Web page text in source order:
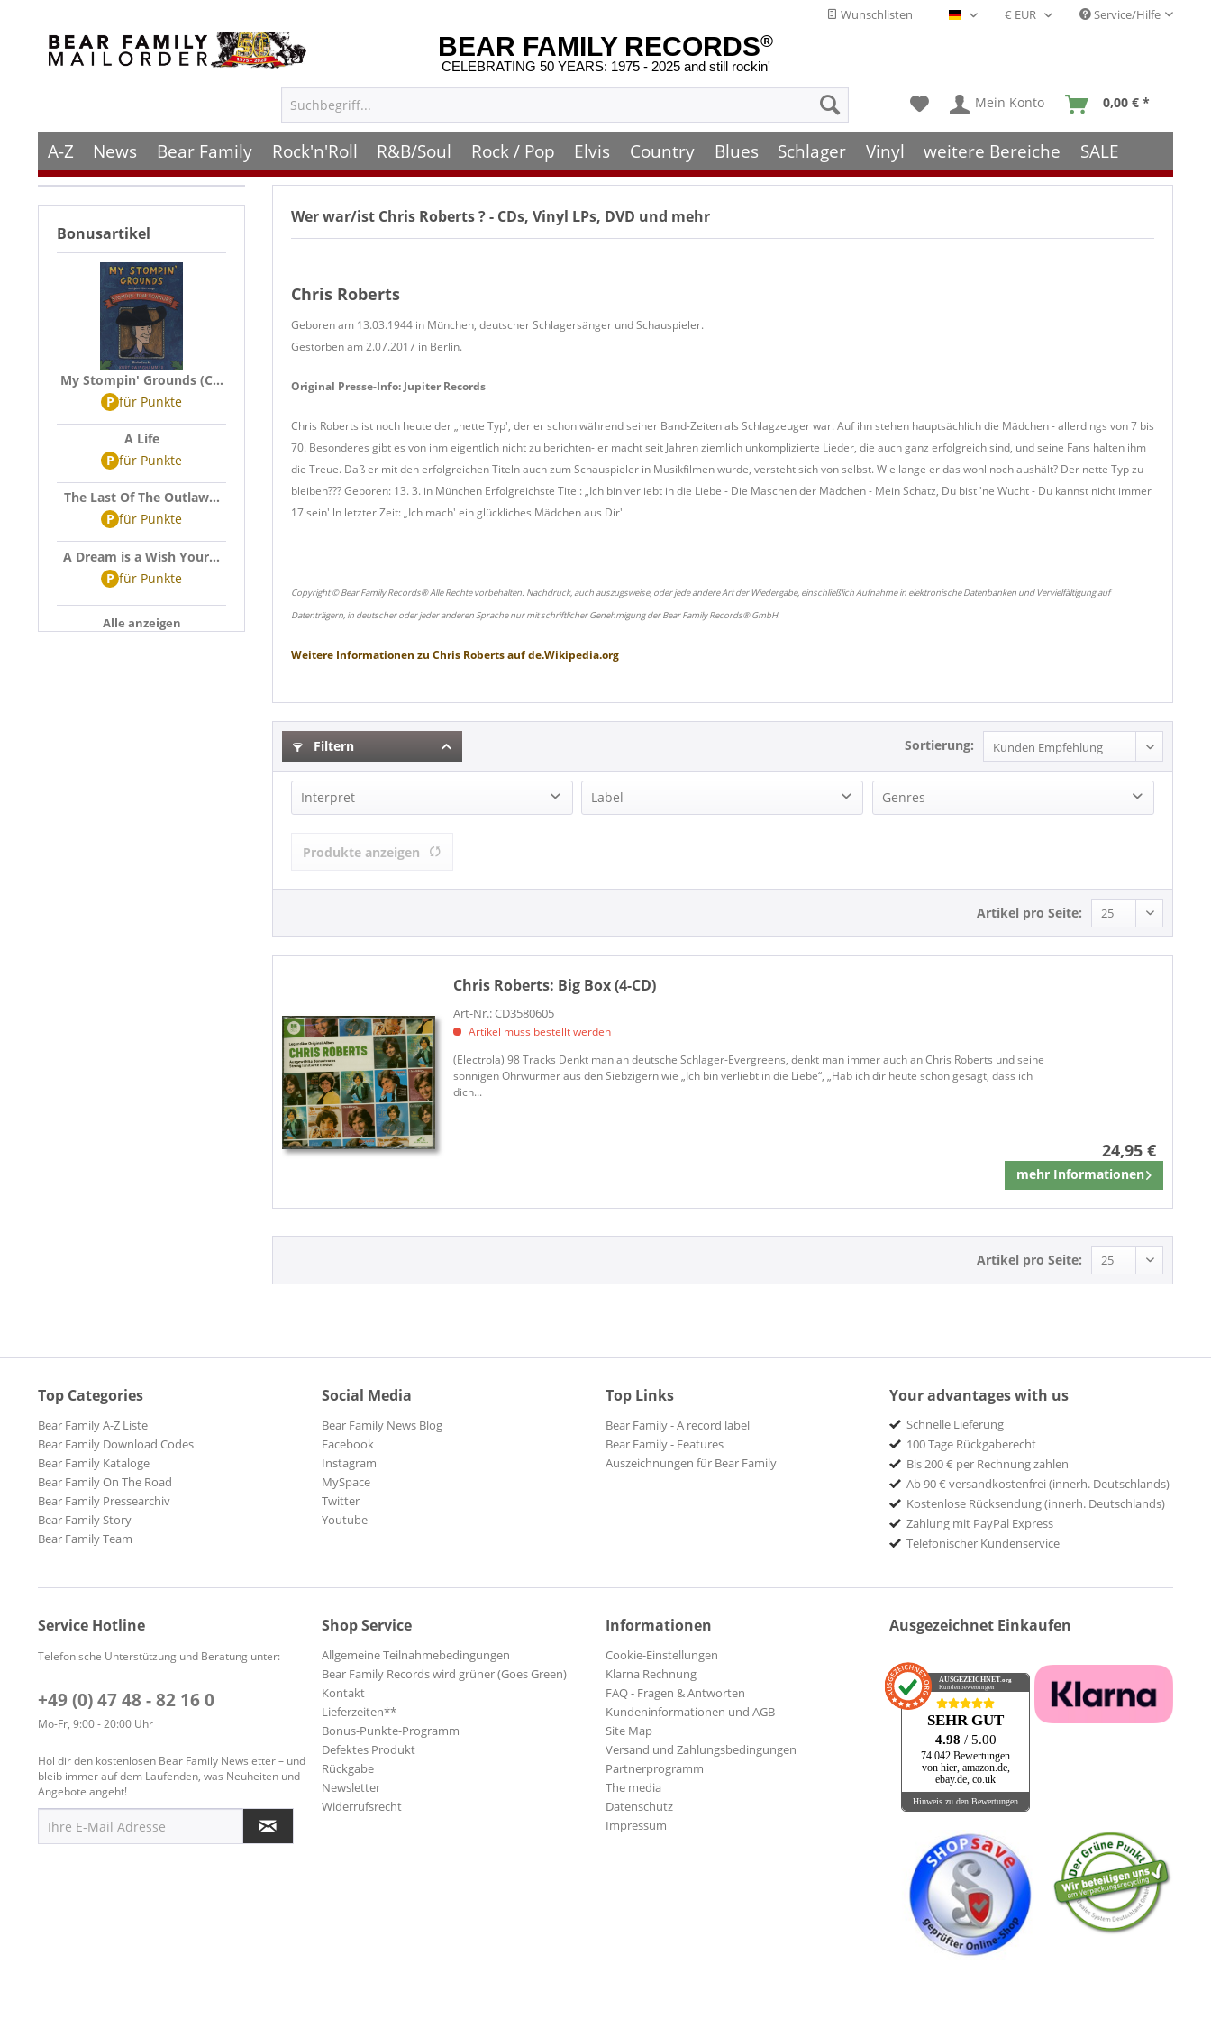
Wunschlisten Deutsch - DE Service/Hilfe
BEAR FAMILY RECORDS®
CELEBRATING 50 YEARS: 1975 - 2025 and still rockin'
Mein Konto 0,00 € *
A-Z News Bear Family Rock'n'Roll R&B/Soul Rock / Pop Elvis Country Blues Schlager Vinyl weitere Bereiche SALE
Bonusartikel
My Stompin' Grounds (C...
P für Punkte
A Life
P für Punkte
The Last Of The Outlaw...
P für Punkte
A Dream is a Wish Your...
P für Punkte
Alle anzeigen
Wer war/ist Chris Roberts? - CDs, Vinyl LPs, DVD und mehr
Chris Roberts
Geboren am 13.03.1944 in München, deutscher Schlagersänger und Schauspieler.
Gestorben am 2.07.2017 in Berlin.
Original Presse-Info: Jupiter Records
Chris Roberts ist noch heute der „nette Typ', der er schon während seiner Band-Zeiten als Schlagzeuger war. Auf ihn stehen hauptsächlich die Mädchen - allerdings von 7 bis
70. Besonderes gibt es von ihm eigentlich nicht zu berichten- er macht seit Jahren ziemlich unkomplizierte Lieder, die auch ganz erfolgreich sind, und seine Fans halten ihm
die Treue. Daß er mit den erfolgreichen Titeln auch zum Schauspieler in Musikfilmen wurde, versteht sich von selbst. Wie lange er das wohl noch aushält? Der nette Typ zu
bleiben??? Geboren: 13. 3. in München Erfolgreichste Titel: „Ich bin verliebt in die Liebe - Die Maschen der Mädchen - Mein Schatz, Du bist 'ne Wucht - Du kannst nicht immer
17 sein' ln letzter Zeit: „Ich mach' ein glückliches Mädchen aus Dir'
Copyright © Bear Family Records® Alle Rechte vorbehalten. Nachdruck, auch auszugsweise, oder jede andere Art der Wiedergabe, einschließlich Aufnahme in elektronische Datenbanken und Vervielfältigung auf
Datenträgern, in deutscher oder jeder anderen Sprache nur mit schriftlicher Genehmigung der Bear Family Records® GmbH.
Weitere Informationen zu Chris Robertsaufde.Wikipedia.org
Filtern Sortierung:
Interpret Label Genres
Produkte anzeigen
Artikel pro Seite:
Chris Roberts: Big Box (4-CD)
Art-Nr.: CD3580605
Artikel muss bestellt werden
(Electrola) 98 Tracks Denkt man an deutsche Schlager-Evergreens, denkt man immer auch an Chris Roberts und seine
sonnigen Ohrwürmer aus den Siebzigern wie „Ich bin verliebt in die Liebe“, „Hab ich dir heute schon gesagt, dass ich
dich...
24,95 €
mehr Informationen
Merken
Artikel pro Seite:
Top Categories
Bear Family A-Z Liste
Bear Family Download Codes
Bear Family Kataloge
Bear Family On The Road
Bear Family Pressearchiv
Bear Family Story
Bear Family Team
Social Media
Bear Family News Blog
Facebook
Instagram
MySpace
Twitter
Youtube
Top Links
Bear Family - A record label
Bear Family - Features
Auszeichnungen für Bear Family
Your advantages with us
Schnelle Lieferung
100 Tage Rückgaberecht
Bis 200 € per Rechnung zahlen
Ab 90 € versandkostenfrei (innerh. Deutschlands)
Kostenlose Rücksendung (innerh. Deutschlands)
Zahlung mit PayPal Express
Telefonischer Kundenservice
Service Hotline
Telefonische Unterstützung und Beratung unter:
+49 (0) 47 48 - 82 16 0
Mo-Fr, 9:00 - 20:00 Uhr
Hol dir den kostenlosen Bear Family Newsletter – und
bleib immer auf dem Laufenden, was Neuheiten und
Angebote angeht!
Shop Service
Allgemeine Teilnahmebedingungen
Bear Family Records wird grüner (Goes Green)
Kontakt
Lieferzeiten**
Bonus-Punkte-Programm
Defektes Produkt
Rückgabe
Newsletter
Widerrufsrecht
Informationen
Cookie-Einstellungen
Klarna Rechnung
FAQ - Fragen & Antworten
Kundeninformationen und AGB
Site Map
Versand und Zahlungsbedingungen
Partnerprogramm
The media
Datenschutz
Impressum
Ausgezeichnet Einkaufen
AUSGEZEICHNET .org
Kundenbewertungen
SEHR GUT
4.98 / 5.00
74.042 Bewertungen
von hier, amazon.de,
ebay.de, co.uk
Hinweis zu den Bewertungen